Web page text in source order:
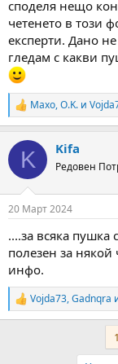
споделя нещо
четенето в този
експерти. Дано
гледам с какви
R
e
c
i
s
Maxo,O.K. и
K Kifa
Редовен
20 Март 2024
....за всяка
полезен за някой
инфо.
R
e
Vojda73,Gadnqra